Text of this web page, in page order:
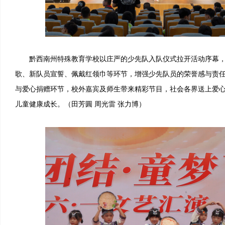
黔西南州特殊教育学校以庄严的少先队入队仪式拉开活动序幕
歌、新队员宣誓、佩戴红领巾等环节，增强少先队员的荣誉感与责
与爱心捐赠环节，校外嘉宾及师生带来精彩节目，社会各界送上爱
儿童健康成长。（田芳圓 周光雷 张力博）